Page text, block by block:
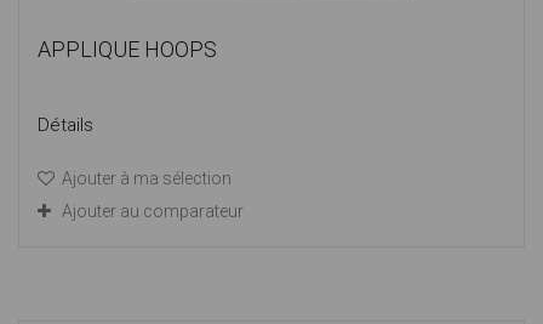
APPLIQUE HOOPS
Détails
Ajouter à ma sélection
Ajouter au comparateur